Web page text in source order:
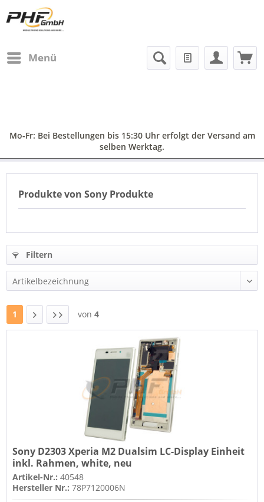
Menü
Mo-Fr: Bei Bestellungen bis 15:30 Uhr erfolgt der Versand am
selben Werktag.
Produkte von Sony Produkte
Filtern
1 von 4
Sony D2303 Xperia M2 Dualsim LC-Display Einheit
inkl. Rahmen, white, neu
Artikel-Nr.:40548
Hersteller Nr.:78P7120006N